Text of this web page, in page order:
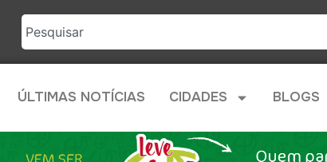
ÚLTIMAS NOTÍCIAS CIDADES BLOGS